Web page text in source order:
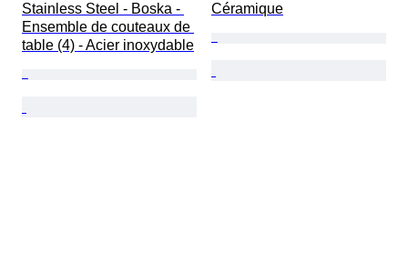
Stainless Steel - Boska -
Ensemble de couteaux de
table (4) - Acier inoxydable
Céramique